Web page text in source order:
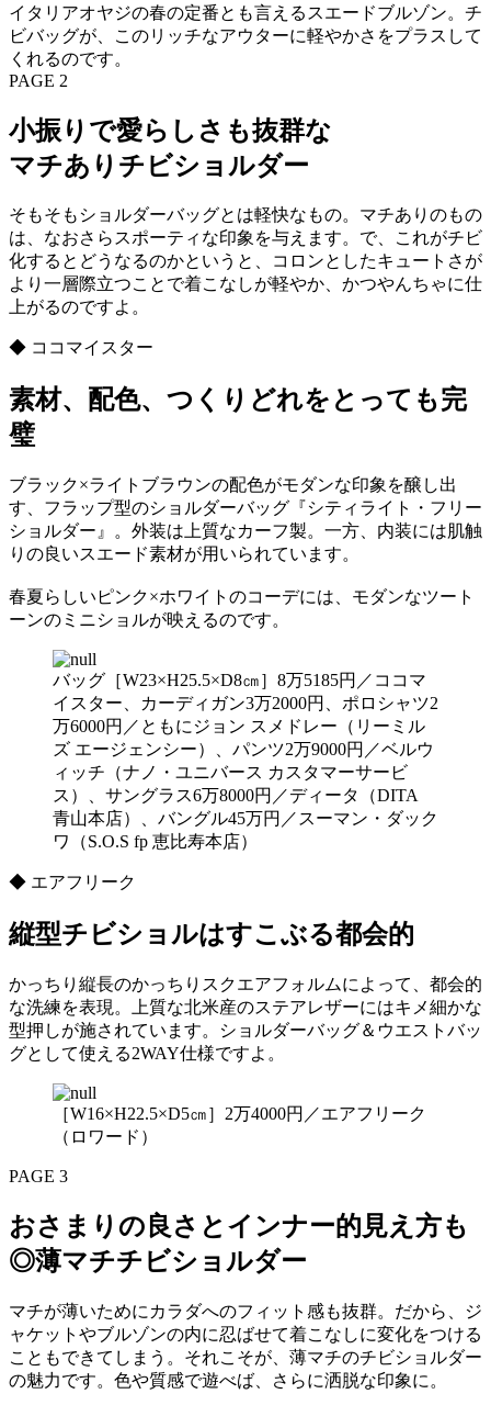
イタリアオヤジの春の定番とも言えるスエードブルゾン。チ
ビバッグが、このリッチなアウターに軽やかさをプラスして
くれるのです。
PAGE 2
小振りで愛らしさも抜群な
マチありチビショルダー
そもそもショルダーバッグとは軽快なもの。マチありのもの
は、なおさらスポーティな印象を与えます。で、これがチビ
化するとどうなるのかというと、コロンとしたキュートさが
より一層際立つことで着こなしが軽やか、かつやんちゃに仕
上がるのですよ。
◆ ココマイスター
素材、配色、つくりどれをとっても完
璧
ブラック×ライトブラウンの配色がモダンな印象を醸し出
す、フラップ型のショルダーバッグ『シティライト・フリー
ショルダー』。外装は上質なカーフ製。一方、内装には肌触
りの良いスエード素材が用いられています。
春夏らしいピンク×ホワイトのコーデには、モダンなツート
ーンのミニショルが映えるのです。
バッグ［W23×H25.5×D8㎝］8万5185円／ココマ
イスター、カーディガン3万2000円、ポロシャツ2
万6000円／ともにジョン スメドレー（リーミル
ズ エージェンシー）、パンツ2万9000円／ベルウ
ィッチ（ナノ・ユニバース カスタマーサービ
ス）、サングラス6万8000円／ディータ（DITA
青山本店）、バングル45万円／スーマン・ダック
ワ（S.O.S fp 恵比寿本店）
◆ エアフリーク
縦型チビショルはすこぶる都会的
かっちり縦長のかっちりスクエアフォルムによって、都会的
な洗練を表現。上質な北米産のステアレザーにはキメ細かな
型押しが施されています。ショルダーバッグ＆ウエストバッ
グとして使える2WAY仕様ですよ。
［W16×H22.5×D5㎝］2万4000円／エアフリーク
（ロワード）
PAGE 3
おさまりの良さとインナー的見え方も
◎薄マチチビショルダー
マチが薄いためにカラダへのフィット感も抜群。だから、ジ
ャケットやブルゾンの内に忍ばせて着こなしに変化をつける
こともできてしまう。それこそが、薄マチのチビショルダー
の魅力です。色や質感で遊べば、さらに洒脱な印象に。